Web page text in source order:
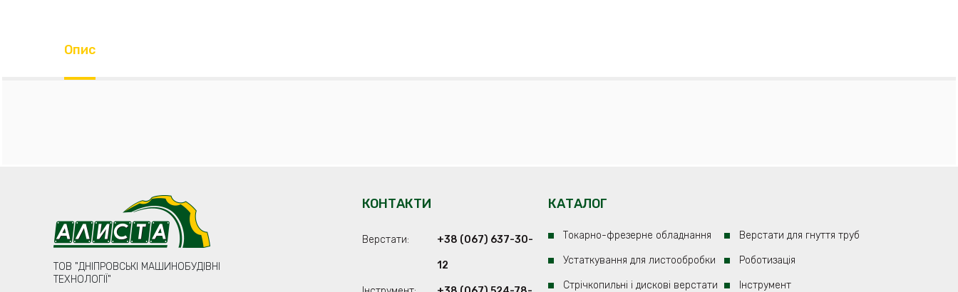
Опис
ТОВ "ДНІПРОВСЬКІ МАШИНОБУДІВНІ
ТЕХНОЛОГІЇ"
КОНТАКТИ
Верстати: +38 (067) 637-30-
12
КАТАЛОГ
Токарно-фрезерне обладнання
Устаткування для листообробки
Стрічкопильні і дискові верстати
Верстати для гнуття труб
Роботизація
Iнструмент